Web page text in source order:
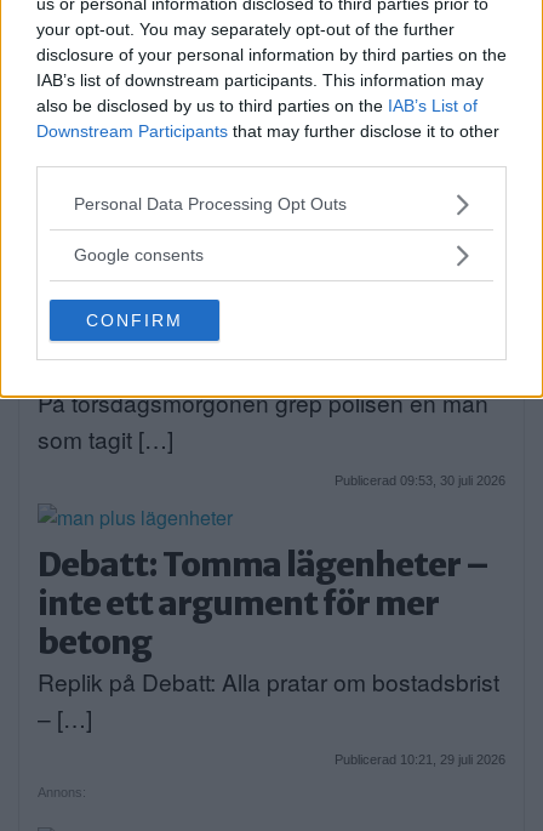
your opt-out. You may separately opt-out of the further
disclosure of your personal information by third parties on the
IAB’s list of downstream participants. This information may
also be disclosed by us to third parties on the IAB’s List of
Downstream Participants that may further disclose it to other
Please note that this website/app uses one or more Google
not limited to your visit or usage behaviour. You may click to
use your data for below specified purposes in below Google
consent section.
Personal Data Processing Opt Outs
Google consents
CONFIRM
Debatt: C: Så förvandlar vi
Strandvägen till en grön oas
DEBATT. Strandvägen är i dag en av
Stockholms […]
Man anhållen efter våldsdåd i
villa
På torsdagsmorgonen grep polisen en man
som tagit […]
Publicerad 09:53, 30 juli 2026
Debatt: Tomma lägenheter –
inte ett argument för mer
betong
Replik på Debatt: Alla pratar om bostadsbrist
– […]
Publicerad 10:21, 29 juli 2026
Annons: